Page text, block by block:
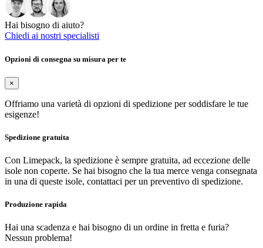
Hai bisogno di aiuto?
Chiedi ai nostri specialisti
Opzioni di consegna su misura per te
×
Offriamo una varietà di opzioni di spedizione per soddisfare le tue
esigenze!
Spedizione gratuita
Con Limepack, la spedizione è sempre gratuita, ad eccezione delle
isole non coperte. Se hai bisogno che la tua merce venga consegnata
in una di queste isole, contattaci per un preventivo di spedizione.
Produzione rapida
Hai una scadenza e hai bisogno di un ordine in fretta e furia?
Nessun problema!